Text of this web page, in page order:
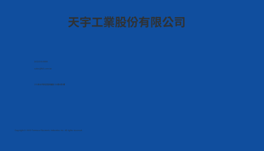
Copyright © 2025 Formosa Electronic Industries Inc. All rights reserved.
(02)2218-8888
sales@feii.com.tw
231新北市新店區民權路130巷8號5樓
​天宇工業股份有限公司